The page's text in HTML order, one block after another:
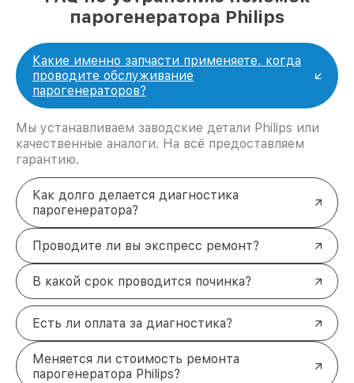
парогенератора Philips
Какие именно запчасти применяете, когда
проводите обслуживание
парогенераторов?
Мы устанавливаем заводские детали Philips или
качественные аналоги. На всё предоставляем
гарантию.
Как долго делается диагностика
парогенератора?
Проводите ли вы экспресс ремонт?
В какой срок проводится починка?
Есть ли оплата за диагностика?
Меняется ли стоимость ремонта
парогенератора Philips?